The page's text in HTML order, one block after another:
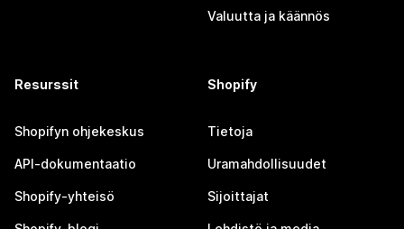
Valuutta ja käännös
Resurssit
Shopifyn ohjekeskus
API-dokumentaatio
Shopify-yhteisö
Shopify
Tietoja
Uramahdollisuudet
Sijoittajat